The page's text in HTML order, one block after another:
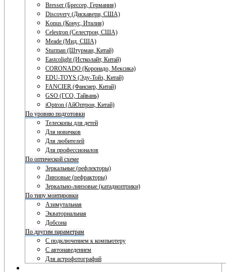
Bresser (Брессер, Германия)
Discovery (Дискавери, США)
Konus (Конус, Италия)
Celestron (Селестрон, США)
Meade (Мид, США)
Sturman (Штурман, Китай)
Eastcolight (Истколайт, Китай)
CORONADO (Коронадо, Мексика)
EDU-TOYS (Эду-Тойз, Китай)
FANCIER (Фансиер, Китай)
GSO (ГСО, Тайвань)
iOptron (АйОптрон, Китай)
По уровню подготовки
Телескопы для детей
Для новичков
Для любителей
Для профессионалов
По оптической схеме
Зеркальные (рефлекторы)
Линзовые (рефракторы)
Зеркально-линзовые (катадиоптрики)
По типу монтировки
Азимутальная
Экваториальная
Добсона
По другим параметрам
С подключением к компьютеру
С автонаведением
Для астрофотографий